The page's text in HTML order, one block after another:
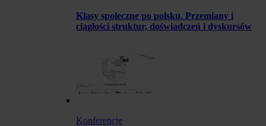
Klasy społeczne po polsku. Przemiany i
ciągłości struktur, doświadczeń i dyskursów
Konferencje